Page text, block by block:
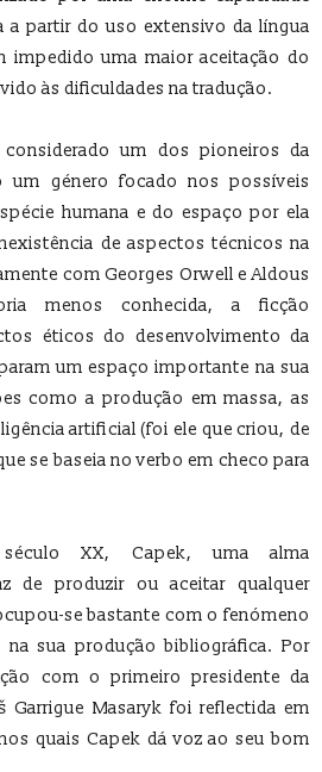
a partir do uso extensivo da língua
impedido uma maior aceitação do
às dificuldades na tradução.
um dos pioneiros da
um género focado nos possíveis
humana e do espaço por ela
de aspectos técnicos na
com Georges Orwell e Aldous
menos conhecida, a ficção
éticos do desenvolvimento da
um espaço importante na sua
como a produção em massa, as
artificial (foi ele que criou, de
se baseia no verbo em checo para
XX, Capek, uma alma
de produzir ou aceitar qualquer
se bastante com o fenómeno
na sua produção bibliográfica. Por
com o primeiro presidente da
Garrigue Masaryk foi reflectida em
quais Capek dá voz ao seu bom